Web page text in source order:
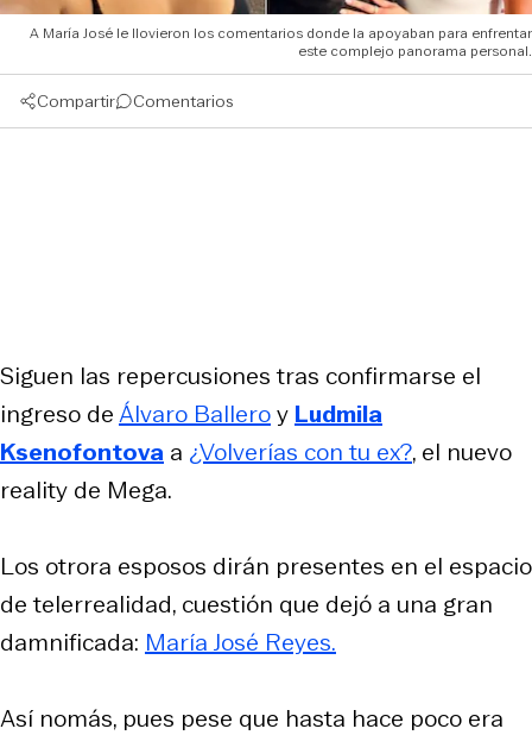
A María José le llovieron los comentarios donde la apoyaban para enfrentar
este complejo panorama personal.
Compartir Comentarios
Siguen las repercusiones tras confirmarse el
ingreso deÁlvaro Balleroy Ludmila
Ksenofontova a ¿Volverías con tu ex?, el nuevo
reality de Mega.
Los otrora esposos dirán presentes en el espacio
de telerrealidad, cuestión que dejó a una gran
damnificada: María José Reyes.
Así nomás, pues pese que hasta hace poco era